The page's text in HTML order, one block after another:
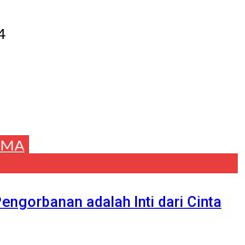
adalah Inti dari Cinta